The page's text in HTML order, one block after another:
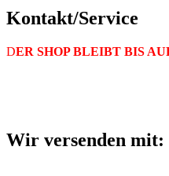
Kontakt/Service
DER SHOP BLEIBT BIS
Wir versenden mit: